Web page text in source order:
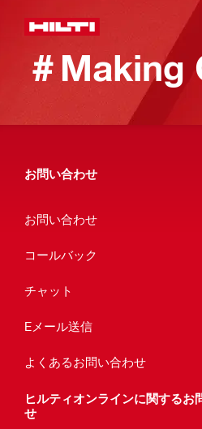
＃
お問い合わせ
お問い合わせ
コールバック
チャット
Eメール送信
よくあるお問い合わせ
ヒルティオンラインに関するお
せ